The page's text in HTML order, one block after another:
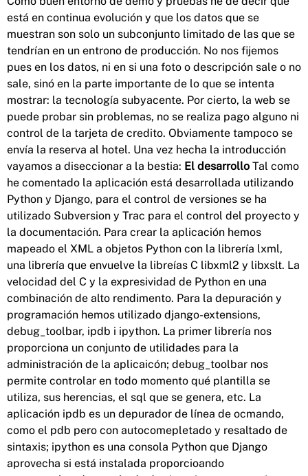
está en continua evolución y que los datos que se
muestran son solo un subconjunto limitado de las que se
tendrían en un entrono de producción. No nos fijemos
pues en los datos, ni en si una foto o descripción sale o no
sale, sinó en la parte importante de lo que se intenta
mostrar: la tecnología subyacente. Por cierto, la web se
puede probar sin problemas, no se realiza pago alguno ni
control de la tarjeta de credito. Obviamente tampoco se
envía la reserva al hotel. Una vez hecha la introducción
vayamos a diseccionar a la bestia: El desarrollo Tal como
he comentado la aplicación está desarrollada utilizando
Python y Django, para el control de versiones se ha
utilizado Subversion y Trac para el control del proyecto y
la documentación. Para crear la aplicación hemos
mapeado el XML a objetos Python con la librería lxml,
una librería que envuelve la libreías C libxml2 y libxslt. La
velocidad del C y la expresividad de Python en una
combinación de alto rendimento. Para la depuración y
programación hemos utilizado django-extensions,
debug_toolbar, ipdb i ipython. La primer librería nos
proporciona un conjunto de utilidades para la
administración de la aplicaicón; debug_toolbar nos
permite controlar en todo momento qué plantilla se
utiliza, sus herencias, el sql que se genera, etc. La
aplicación ipdb es un depurador de línea de ocmando,
como el pdb pero con autocomepletado y resaltado de
sintaxis; ipython es una consola Python que Django
aprovecha si está instalada proporcioando